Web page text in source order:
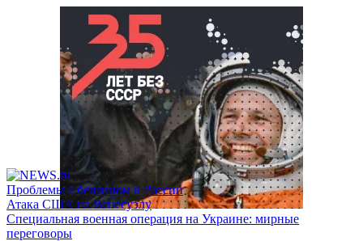
Проблемы с бензином в России
Атака США на Венесуэлу
Специальная военная операция на Украине: мирные
переговоры